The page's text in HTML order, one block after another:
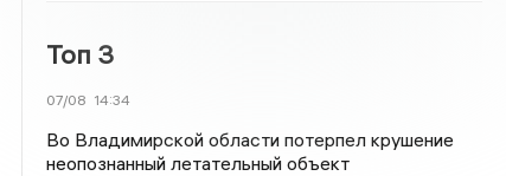
Топ 3
07/08 14:34
Во Владимирской области потерпел крушение
неопознанный летательный объект